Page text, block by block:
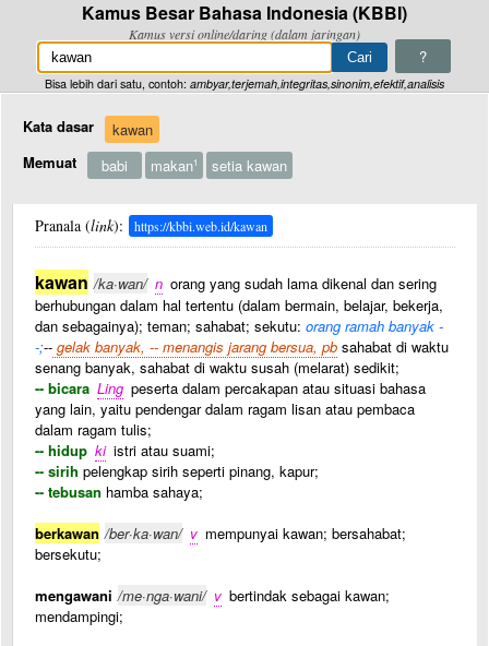
Kamus Besar Bahasa Indonesia (KBBI)
Kamus versi online/daring (dalam jaringan)
?
Bisa lebih dari satu, contoh: ambyar,terjemah,integritas,sinonim,efektif,analisis
Kata dasar
kawan
Memuat
babi makan1 setia kawan
Pranala (link): https://kbbi.web.id/kawan
kawan /ka·wan/ n orang yang sudah lama dikenal dan sering
berhubungan dalam hal tertentu (dalam bermain, belajar, bekerja,
dan sebagainya); teman; sahabat; sekutu: orang ramah banyak -
-;-- gelak banyak, -- menangis jarang bersua, pb sahabat di waktu
senang banyak, sahabat di waktu susah (melarat) sedikit;
-- bicara Ling peserta dalam percakapan atau situasi bahasa
yang lain, yaitu pendengar dalam ragam lisan atau pembaca
dalam ragam tulis;
-- hidup ki istri atau suami;
-- sirih pelengkap sirih seperti pinang, kapur;
-- tebusan hamba sahaya;
berkawan /ber·ka·wan/ v mempunyai kawan; bersahabat;
bersekutu;
mengawani /me·nga·wani/ v bertindak sebagai kawan;
mendampingi;